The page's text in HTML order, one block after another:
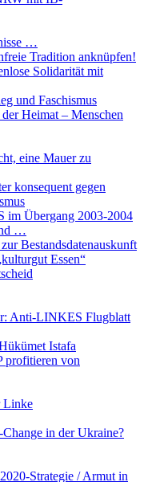
…
Tradition anknüpfen!
Solidarität mit
und Faschismus
Heimat – Menschen
eine Mauer zu
konsequent gegen
im Übergang 2003-2004
…
Bestandsdatenauskunft
Essen“
Anti-LINKES Flugblatt
Istafa
profitieren von
Linke
in der Ukraine?
Strategie / Armut in